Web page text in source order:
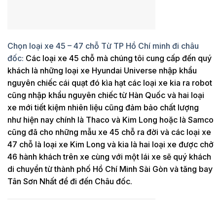
Chọn loại xe 45 – 47 chỗ Từ TP Hồ Chí minh đi châu
đốc: Các loại xe 45 chỗ mà chúng tôi cung cấp đến quý
khách là những loại xe Hyundai Universe nhập khẩu
nguyên chiếc cái quạt đó kìa hạt các loại xe kia ra robot
cũng nhập khẩu nguyên chiếc từ Hàn Quốc và hai loại
xe mới tiết kiệm nhiên liệu cũng đảm bảo chất lượng
như hiện nay chính là Thaco và Kim Long hoặc là Samco
cũng đã cho những mẫu xe 45 chỗ ra đời và các loại xe
47 chỗ là loại xe Kim Long và kia là hai loại xe được chở
46 hành khách trên xe cùng với một lái xe sẽ quý khách
di chuyển từ thành phố Hồ Chí Minh Sài Gòn và tăng bay
Tân Sơn Nhất để đi đến Châu đốc.